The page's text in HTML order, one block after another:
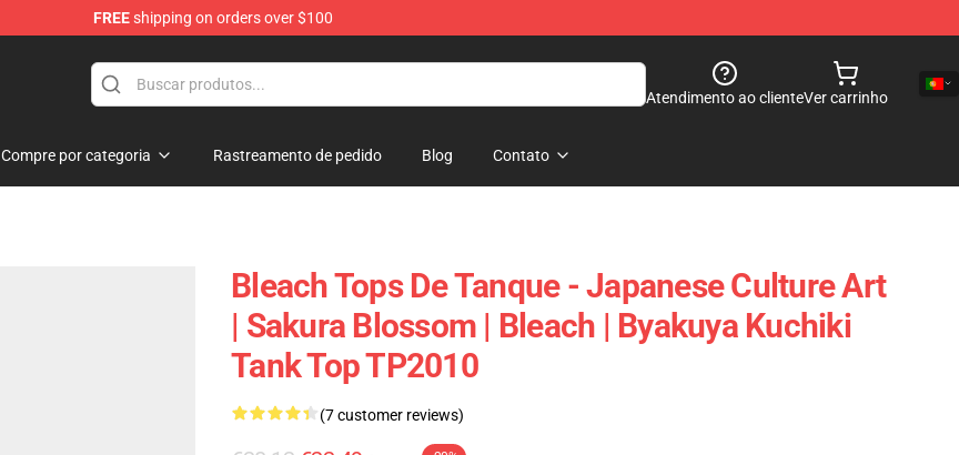
FREEshipping on orders over $100
Atendimento ao clienteVer carrinho
Compre por categoria Rastreamento de pedido Blog Contato
Bleach Tops De Tanque - Japanese Culture Art
| Sakura Blossom | Bleach | Byakuya Kuchiki
Tank Top TP2010
(7 customer reviews)